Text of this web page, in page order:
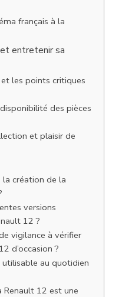
français à la
et entretenir sa
les points critiques
des pièces
et plaisir de
la création de la
versions
12 ?
vigilance à vérifier
d’occasion ?
au quotidien
12 est une